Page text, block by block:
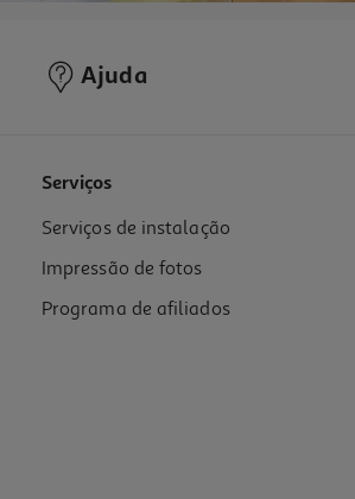
Ajuda
Serviços
Serviços de instalação
Impressão de fotos
Programa de afiliados